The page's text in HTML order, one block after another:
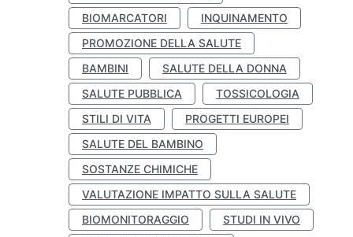
BIOMARCATORI
INQUINAMENTO
PROMOZIONE DELLA SALUTE
BAMBINI
SALUTE DELLA DONNA
SALUTE PUBBLICA
TOSSICOLOGIA
STILI DI VITA
PROGETTI EUROPEI
SALUTE DEL BAMBINO
SOSTANZE CHIMICHE
VALUTAZIONE IMPATTO SULLA SALUTE
BIOMONITORAGGIO
STUDI IN VIVO